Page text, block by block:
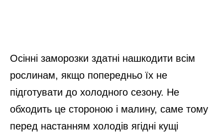
Осінні заморозки здатні нашкодити всім
рослинам, якщо попередньо їх не
підготувати до холодного сезону. Не
обходить це стороною і малину, саме тому
перед настанням холодів ягідні кущі